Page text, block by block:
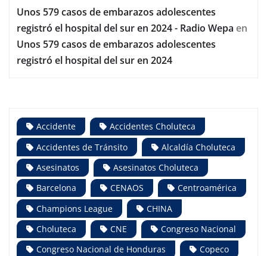
Unos 579 casos de embarazos adolescentes
registró el hospital del sur en 2024 - Radio Wepa en
Unos 579 casos de embarazos adolescentes
registró el hospital del sur en 2024
Accidente
Accidentes Choluteca
Accidentes de Tránsito
Alcaldía Choluteca
Asesinatos
Asesinatos Choluteca
Barcelona
CENAOS
Centroamérica
Champions League
CHINA
Choluteca
CNE
Congreso Nacional
Congreso Nacional de Honduras
Copeco